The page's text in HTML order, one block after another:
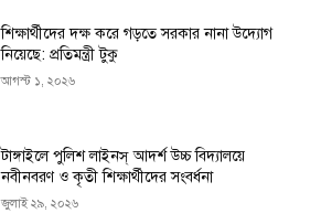
শিক্ষার্থীদের দক্ষ করে গড়তে সরকার নানা উদ্যোগ
নিয়েছে: প্রতিমন্ত্রী টুকু
আগস্ট ১, ২০২৬
টাঙ্গাইলে পুলিশ লাইনস্ আদর্শ উচ্চ বিদ্যালয়ে
নবীনবরণ ও কৃতী শিক্ষার্থীদের সংবর্ধনা
জুলাই ২৯, ২০২৬